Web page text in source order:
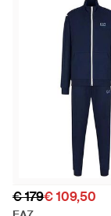
€ 179€ 109,50